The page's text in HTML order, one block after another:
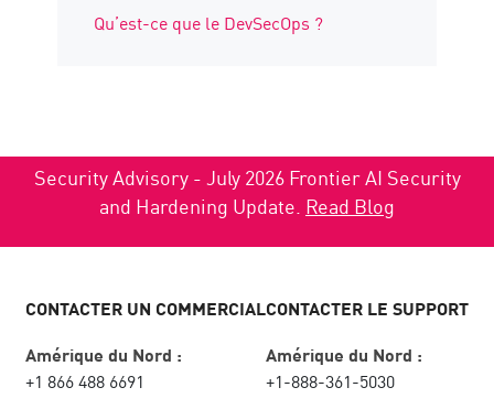
Qu’est-ce que le DevSecOps ?
Security Advisory - July 2026 Frontier AI Security
and Hardening Update. Read Blog
CONTACTER UN COMMERCIAL
Amérique du Nord :
+1 866 488 6691
CONTACTER LE SUPPORT
Amérique du Nord :
+1-888-361-5030